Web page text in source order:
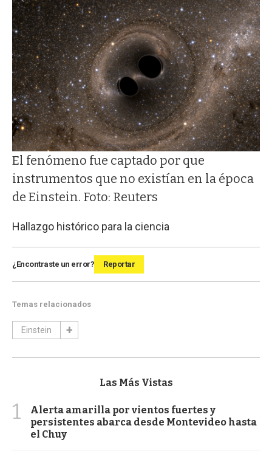
El fenómeno fue captado por que
instrumentos que no existían en la época
de Einstein. Foto: Reuters
Hallazgo histórico para la ciencia
¿Encontraste un error? Reportar
Temas relacionados
Einstein
Las Más Vistas
1
Alerta amarilla por vientos fuertes y
persistentes abarca desde Montevideo hasta
el Chuy